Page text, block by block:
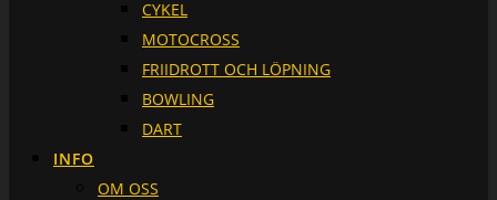
CYKEL
MOTOCROSS
FRIIDROTT OCH LÖPNING
BOWLING
DART
INFO
OM OSS